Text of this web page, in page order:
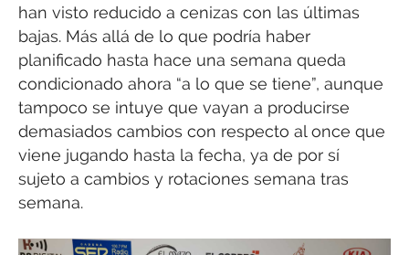
han visto reducido a cenizas con las últimas
bajas. Más allá de lo que podría haber
planificado hasta hace una semana queda
condicionado ahora “a lo que se tiene”, aunque
tampoco se intuye que vayan a producirse
demasiados cambios con respecto al once que
viene jugando hasta la fecha, ya de por sí
sujeto a cambios y rotaciones semana tras
semana.